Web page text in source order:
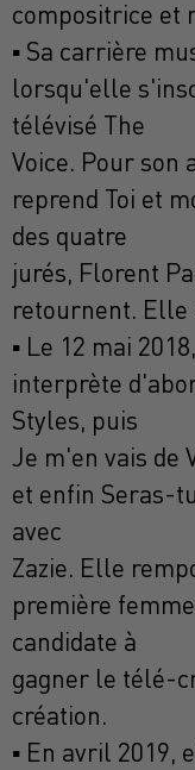
compositrice et
▪ Sa carrière
lorsqu'elle
télévisé The
Voice. Pour son
reprend Toi et
des quatre
jurés, Florent
retournent. Elle
▪ Le 12 mai
interprète
Styles, puis
Je m'en vais de
et enfin Seras-
avec
Zazie. Elle
première
candidate à
gagner le télé-
création.
▪ En avril 2019,